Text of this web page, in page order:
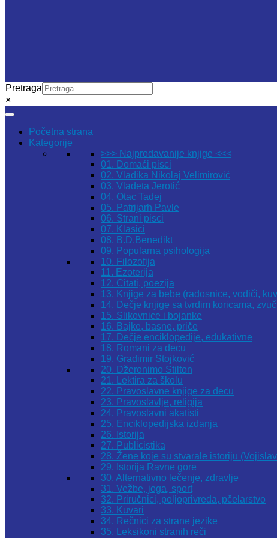
Pretraga
×
Početna strana
Kategorije
>>> Najprodavanije knjige <<<
01. Domaći pisci
02. Vladika Nikolaj Velimirović
03. Vladeta Jerotić
04. Otac Tadej
05. Patrijarh Pavle
06. Strani pisci
07. Klasici
08. B.D.Benedikt
09. Popularna psihologija
10. Filozofija
11. Ezoterija
12. Citati, poezija
13. Knjige za bebe (radosnice, vodiči,
14. Dečje knjige sa tvrdim koricama,
15. Slikovnice i bojanke
16. Bajke, basne, priče
17. Dečje enciklopedije, edukativne
18. Romani za decu
19. Gradimir Stojković
20. Džeronimo Stilton
21. Lektira za školu
22. Pravoslavne knjige za decu
23. Pravoslavlje, religija
24. Pravoslavni akatisti
25. Enciklopedijska izdanja
26. Istorija
27. Publicistika
28. Žene koje su stvarale istoriju
29. Istorija Ravne gore
30. Alternativno lečenje, zdravlje
31. Vežbe, joga, sport
32. Priručnici, poljoprivreda, pčelarstvo
33. Kuvari
34. Rečnici za strane jezike
35. Leksikoni stranih reči